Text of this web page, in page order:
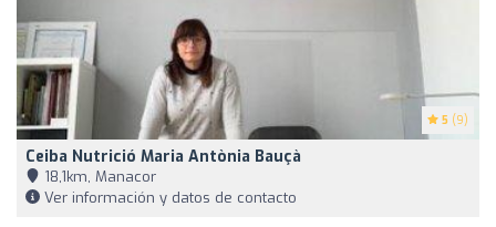
5 (9)
Ceiba Nutrició Maria Antònia Bauçà
18,1km, Manacor
Ver información y datos de contacto